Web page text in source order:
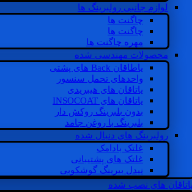
لوازم جانبی رولبرینگ ها
چاگنت ها
چاگنت ها
مهره چاگنت ها
محصولات مهندسی شده
یاطاقان Back های پشتی
واحدهای تحمل سنسور
یاتاقان های هیبریدی
یاتاقان های INSOCOAT
بدون بلبرینگ روکش دار
بلبرینگ با روغن جامد
رولبرینگ های دنبال شده
غلتک بادامک
غلتک های پشتیبانی
نیدل بیرینگ گوشکوبی
یاتاقان های نصب شده